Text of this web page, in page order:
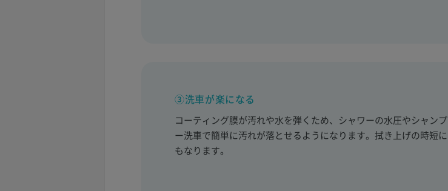
③洗車が楽になる
コーティング膜が汚れや水を弾くため、シャワーの水圧やシャンプ
ー洗車で簡単に汚れが落とせるようになります。拭き上げの時短に
もなります。